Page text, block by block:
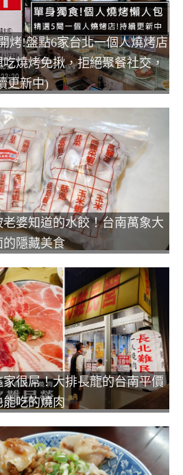
烤!盤點6家台北一個人燒烤店
燒烤免揪，拒絕聚餐社交，
更新中)
婆知道的水餃！台南萬象大
隱藏美食
很屌！大排長龍的台南平價
吃的燒肉